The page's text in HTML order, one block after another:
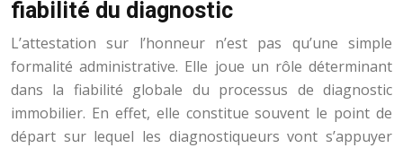
fiabilité du diagnostic
L’attestation sur l’honneur n’est pas qu’une simple
formalité administrative. Elle joue un rôle déterminant
dans la fiabilité globale du processus de diagnostic
immobilier. En effet, elle constitue souvent le point de
départ sur lequel les diagnostiqueurs vont s’appuyer